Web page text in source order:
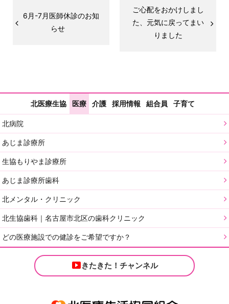
6月-7月医師休診のお知
らせ
ご心配をおかけしまし
た、元気に戻ってまい
りました
北医療生協 医療 介護 採用情報 組合員 子育て
北病院
あじま診療所
生協もりやま診療所
あじま診療所歯科
北メンタル・クリニック
北生協歯科｜名古屋市北区の歯科クリニック
どの医療施設での健診をご希望ですか？
きたきた！チャンネル